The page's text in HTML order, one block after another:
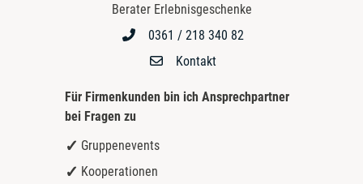
Berater Erlebnisgeschenke
0361 / 218 340 82
Kontakt
Für Firmenkunden bin ich Ansprechpartner
bei Fragen zu
Gruppenevents
Kooperationen